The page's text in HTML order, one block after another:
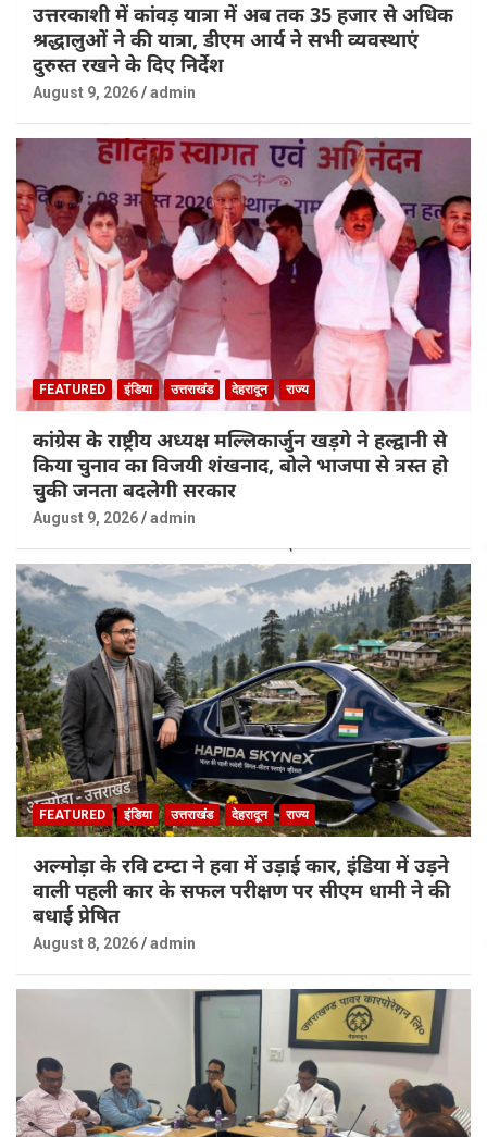
उत्तरकाशी में कांवड़ यात्रा में अब तक 35 हजार से अधिक
श्रद्धालुओं ने की यात्रा, डीएम आर्य ने सभी व्यवस्थाएं
दुरुस्त रखने के दिए निर्देश
August 9, 2026 admin
FEATURED इंडिया उत्तराखंड देहरादून राज्य
कांग्रेस के राष्ट्रीय अध्यक्ष मल्लिकार्जुन खड़गे ने हल्द्वानी से
किया चुनाव का विजयी शंखनाद, बोले भाजपा से त्रस्त हो
चुकी जनता बदलेगी सरकार
August 9, 2026 admin
FEATURED इंडिया उत्तराखंड देहरादून राज्य
अल्मोड़ा के रवि टम्टा ने हवा में उड़ाई कार, इंडिया में उड़ने
वाली पहली कार के सफल परीक्षण पर सीएम धामी ने की
बधाई प्रेषित
August 8, 2026 admin